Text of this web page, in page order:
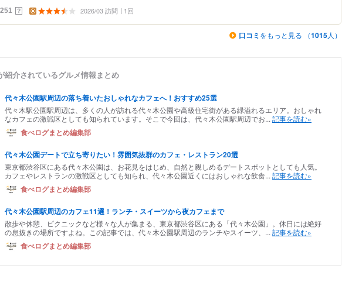
251 ？ 2026/03 訪問 1回
口コミ をもっと見る （1015人）
紹介されているグルメ情報まとめ
代々木公園駅周辺の落ち着いたおしゃれなカフェへ！おすすめ25選
代々木駅公園駅周辺は、多くの人が訪れる代々木公園や高級住宅街がある緑溢れるエリア。おしゃれ
なカフェの激戦区としても知られています。そこで今回は、代々木公園駅周辺でお... 記事を読む»
食べログまとめ編集部
代々木公園デートで立ち寄りたい！雰囲気抜群のカフェ・レストラン20選
東京都渋谷区にある代々木公園は、お花見をはじめ、自然と親しめるデートスポットとしても人気。
カフェやレストランの激戦区としても知られ、代々木公園近くにはおしゃれな飲食... 記事を読む»
食べログまとめ編集部
代々木公園駅周辺のカフェ11選！ランチ・スイーツから夜カフェまで
散歩や休憩、ピクニックなど様々な人が集まる、東京都渋谷区にある「代々木公園」。休日には絶好
の息抜きの場所ですよね。この記事では、代々木公園駅周辺のランチやスイーツ、... 記事を読む»
食べログまとめ編集部